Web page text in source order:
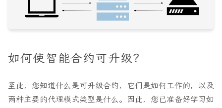
如何使智能合约可升级？
至此，您知道什么是可升级合约，它们是如何工作的，以及
两种主要的代理模式类型是什么。因此，您已准备好学习如